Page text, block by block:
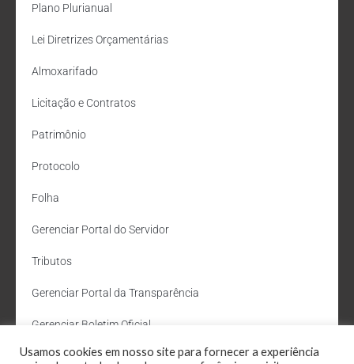
Plano Plurianual
Lei Diretrizes Orçamentárias
Almoxarifado
Licitação e Contratos
Patrimônio
Protocolo
Folha
Gerenciar Portal do Servidor
Tributos
Gerenciar Portal da Transparência
Gerenciar Boletim Oficial
Departamento de Água e Esgoto
Usamos cookies em nosso site para fornecer a experiência